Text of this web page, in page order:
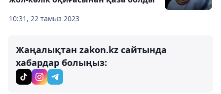
10:31, 22 тамыз 2023
Жаңалықтан zakon.kz сайтында
хабардар болыңыз: